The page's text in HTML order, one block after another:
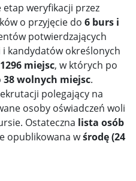
etap weryfikacji przez
o przyjęcie do 6 burs i
potwierdzających
i kandydatów określonych
1296 miejsc, w których po
38 wolnych miejsc.
polegający na
osoby oświadczeń woli
Ostateczna lista osób
opublikowana wśrodę (24